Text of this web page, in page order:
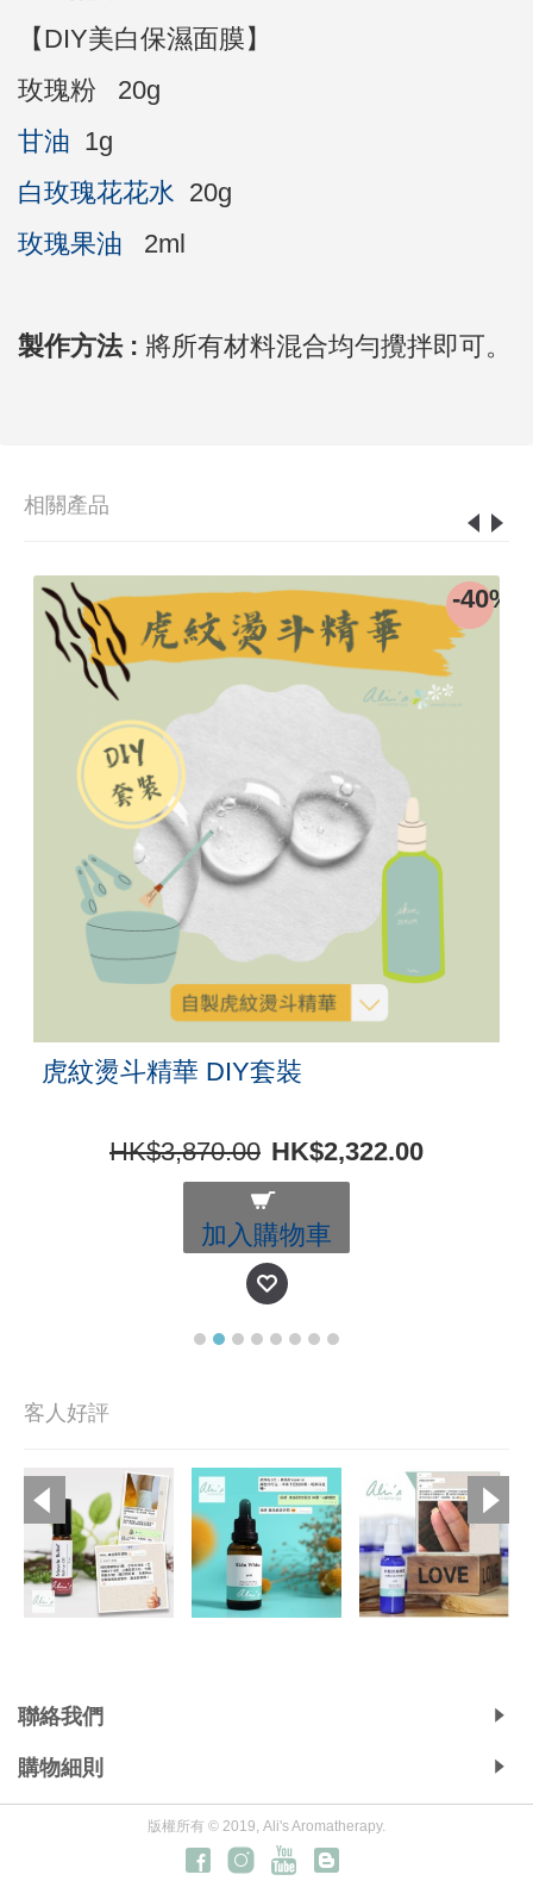
【DIY美白保濕面膜】
玫瑰粉 20g
甘油 1g
白玫瑰花花水 20g
玫瑰果油
2ml
製作方法 : 將所有材料混合均勻攪拌即可。
相關產品
-40%
虎紋燙斗精華 DIY套裝
HK$3,870.00 HK$2,322.00
加入購物車
客人好評
聯絡我們
購物細則
版權所有 © 2019, Ali's Aromatherapy.